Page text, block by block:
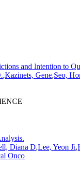
and Intention to
,Kazinets, Gene,Seo,
Diana D,Lee, Yeon Ji,
Onco